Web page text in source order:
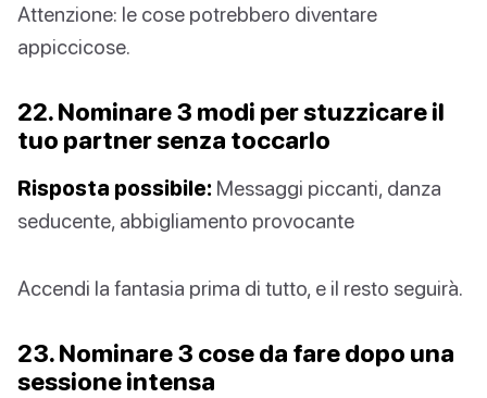
Attenzione: le cose potrebbero diventare
appiccicose.
22. Nominare 3 modi per stuzzicare il
tuo partner senza toccarlo
Risposta possibile: Messaggi piccanti, danza
seducente, abbigliamento provocante
Accendi la fantasia prima di tutto, e il resto seguirà.
23. Nominare 3 cose da fare dopo una
sessione intensa